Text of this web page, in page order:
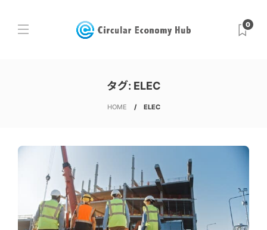
0
タグ: ELEC
HOME ELEC